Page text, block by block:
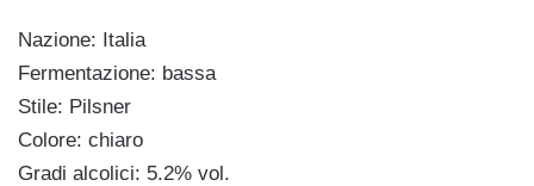
Nazione: Italia
Fermentazione: bassa
Stile: Pilsner
Colore: chiaro
Gradi alcolici: 5.2% vol.